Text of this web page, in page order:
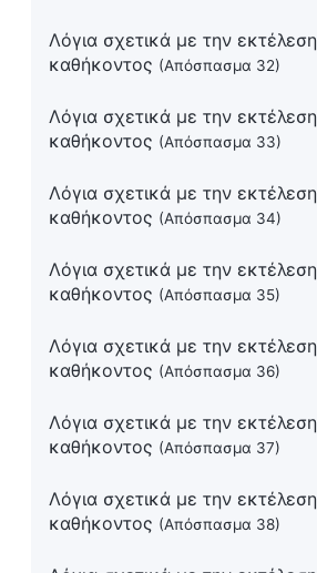
Λόγια σχετικά με την
καθήκοντος (Απόσπασμα 32)
Λόγια σχετικά με την
καθήκοντος (Απόσπασμα 33)
Λόγια σχετικά με την
καθήκοντος (Απόσπασμα 34)
Λόγια σχετικά με την
καθήκοντος (Απόσπασμα 35)
Λόγια σχετικά με την
καθήκοντος (Απόσπασμα 36)
Λόγια σχετικά με την
καθήκοντος (Απόσπασμα 37)
Λόγια σχετικά με την
καθήκοντος (Απόσπασμα 38)